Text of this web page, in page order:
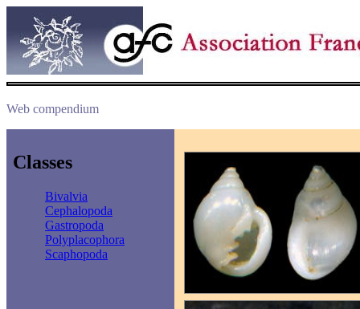
Web compendium
Classes
Bivalvia
Cephalopoda
Gastropoda
Polyplacophora
Scaphopoda